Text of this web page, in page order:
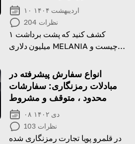
۱۰ اردیبهشت ۱۴۰۴
204 نظرات
کشف کنید که پشت برداشت ۱
میلیون دلاری MELANIA چیست و
تردید در میان سرمایه‌گذاران شده
انواع سفارش پیشرفته در
مبادلات رمزنگاری: سفارشات
محدود ، متوقف و مشروط
۰۸ دی ۱۴۰۲
103 نظرات
در قلمرو پویا تجارت رمزنگاری شده